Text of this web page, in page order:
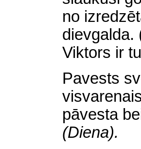
no
dievgalda.
Viktors ir
Pavests
pāvesta
(Diena).